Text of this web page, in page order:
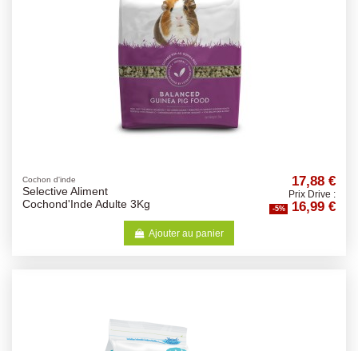
Cochon d'inde
Selective Aliment
Cochond'Inde Adulte 3Kg
17,88 €
Prix Drive :
-5% 16,99 €
Ajouter au panier